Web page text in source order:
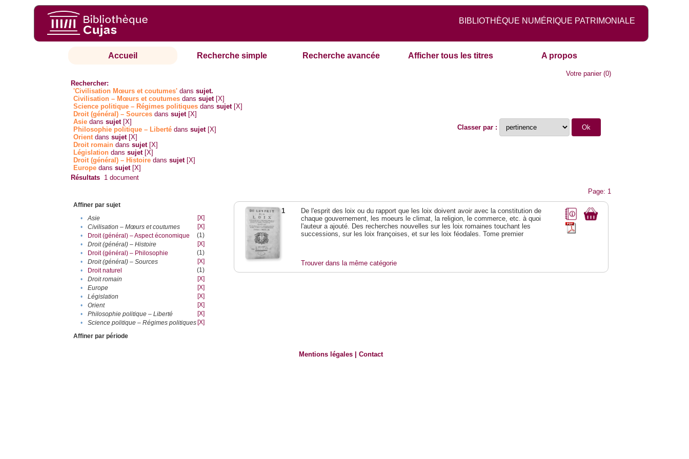
BIBLIOTHÈQUE NUMÉRIQUE PATRIMONIALE
Accueil Recherche simple Recherche avancée Afficher tous les titres A propos
Votre panier(0)
Rechercher:
'Civilisation Mœurs et coutumes' danssujet.
Civilisation – Mœurs et coutumes danssujet [X]
Science politique – Régimes politiques danssujet [X]
Droit (général) – Sources danssujet [X]
Asie danssujet [X]
Philosophie politique – Liberté danssujet [X]
Orientdanssujet [X]
Droit romain danssujet [X]
Législation danssujet [X]
Droit (général) – Histoire danssujet [X]
Europe danssujet [X]
Classer par :
Résultats 1 document
Page: 1
Affiner par sujet
•
Asie
[X]
•
Civilisation – Mœurs et coutumes
[X]
•
Droit (général) – Aspect économique
(1)
•
Droit (général) – Histoire
[X]
•
Droit (général) – Philosophie
(1)
•
Droit (général) – Sources
[X]
•
Droit naturel
(1)
•
Droit romain
[X]
•
Europe
[X]
•
Législation
[X]
•
Orient
[X]
•
Philosophie politique – Liberté
[X]
•
Science politique – Régimes politiques [X]
Affiner par période
1
De l'esprit des loix ou du rapport que les loix doivent avoir avec la constitution de
chaque gouvernement, les moeurs le climat, la religion, le commerce, etc. à quoi
l'auteur a ajouté. Des recherches nouvelles sur les loix romaines touchant les
successions, sur les loix françoises, et sur les loix féodales. Tome premier
Trouver dans la même catégorie
Mentions légales |Contact